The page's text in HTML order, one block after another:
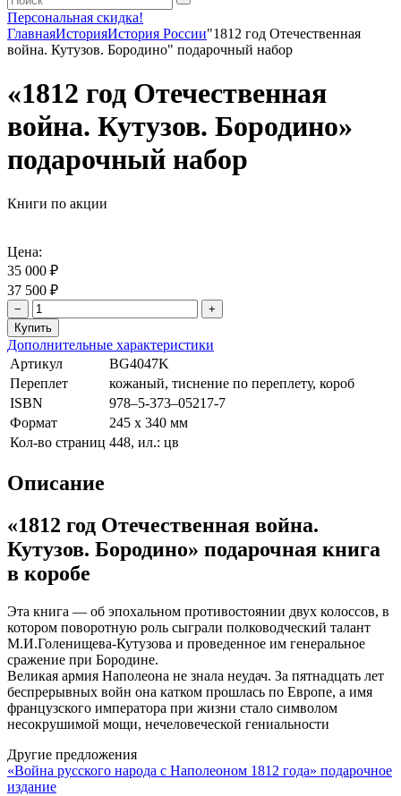
Персональная скидка!
ГлавнаяИсторияИстория России"1812 год Отечественная
война. Кутузов. Бородино" подарочный набор
«1812 год Отечественная
война. Кутузов. Бородино»
подарочный набор
Книги по акции
Цена:
35 000 ₽
37 500 ₽
− +
Дополнительные характеристики
Артикул
BG4047K
Переплет
кожаный, тиснение по переплету, короб
ISBN
978–5-373–05217-7
Формат
245 х 340 мм
Кол-во страниц 448, ил.: цв
Описание
«1812 год Отечественная война.
Кутузов. Бородино» подарочная книга
в коробе
Эта книга — об эпохальном противостоянии двух колоссов, в
котором поворотную роль сыграли полководческий талант
М.И.Голенищева-Кутузова и проведенное им генеральное
сражение при Бородине.
Великая армия Наполеона не знала неудач. За пятнадцать лет
беспрерывных войн она катком прошлась по Европе, а имя
французского императора при жизни стало символом
несокрушимой мощи, нечеловеческой гениальности
Другие предложения
«Война русского народа с Наполеоном 1812 года» подарочное
издание